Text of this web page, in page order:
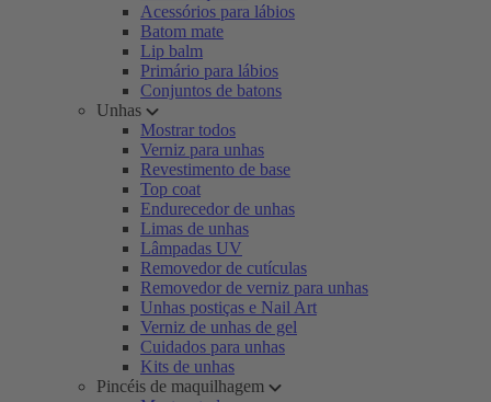
Acessórios para lábios
Batom mate
Lip balm
Primário para lábios
Conjuntos de batons
Unhas
Mostrar todos
Verniz para unhas
Revestimento de base
Top coat
Endurecedor de unhas
Limas de unhas
Lâmpadas UV
Removedor de cutículas
Removedor de verniz para unhas
Unhas postiças e Nail Art
Verniz de unhas de gel
Cuidados para unhas
Kits de unhas
Pincéis de maquilhagem